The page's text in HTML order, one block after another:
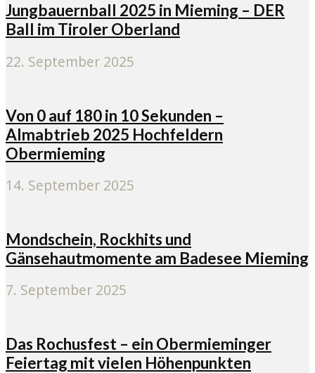
Jungbauernball 2025 in Mieming – DER
Ball im Tiroler Oberland
22. September 2025
Von 0 auf 180 in 10 Sekunden –
Almabtrieb 2025 Hochfeldern
Obermieming
14. September 2025
Mondschein, Rockhits und
Gänsehautmomente am Badesee Mieming
7. September 2025
Das Rochusfest – ein Obermieminger
Feiertag mit vielen Höhenpunkten